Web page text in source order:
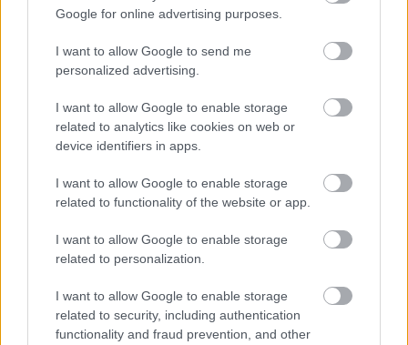
Google for online advertising purposes.
I want to allow Google to send me
personalized advertising.
I want to allow Google to enable storage
related to analytics like cookies on web or
device identifiers in apps.
I want to allow Google to enable storage
related to functionality of the website or app.
I want to allow Google to enable storage
related to personalization.
I want to allow Google to enable storage
related to security, including authentication
functionality and fraud prevention, and other
*
trattamento dati
personali *